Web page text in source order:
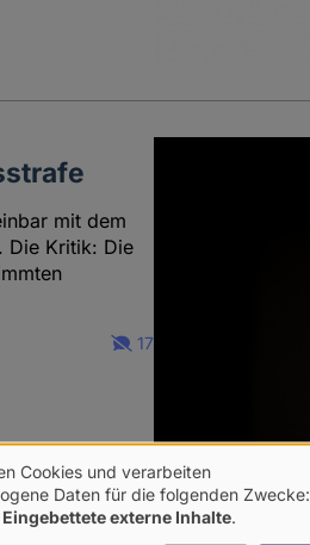
mit dem
Die Kritik: Die
17
Cookies und verarbeiten
Daten für die folgenden Zwecke:
externe Inhalte